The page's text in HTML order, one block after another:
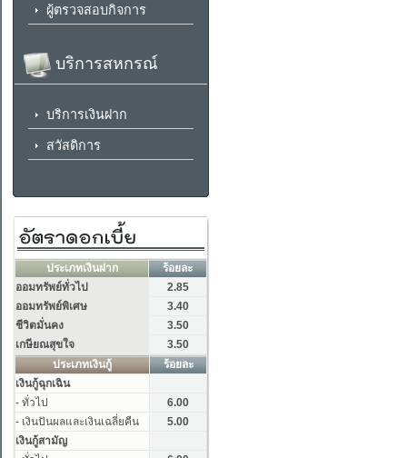
ผู้ตรวจสอบกิจการ
บริการสหกรณ์
บริการเงินฝาก
สวัสดิการ